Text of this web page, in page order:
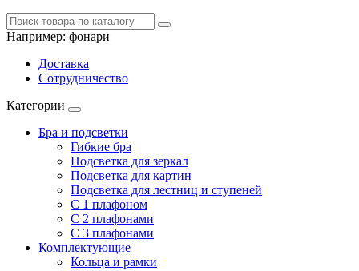
Например: фонари
Доставка
Сотрудничество
Категории
Бра и подсветки
Гибкие бра
Подсветка для зеркал
Подсветка для картин
Подсветка для лестниц и ступеней
С 1 плафоном
С 2 плафонами
С 3 плафонами
Комплектующие
Кольца и рамки